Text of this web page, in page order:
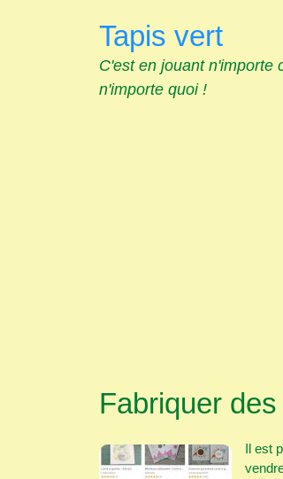
Tapis vert
C'est en jouant n'importe
n'importe quoi !
Fabriquer
Il est